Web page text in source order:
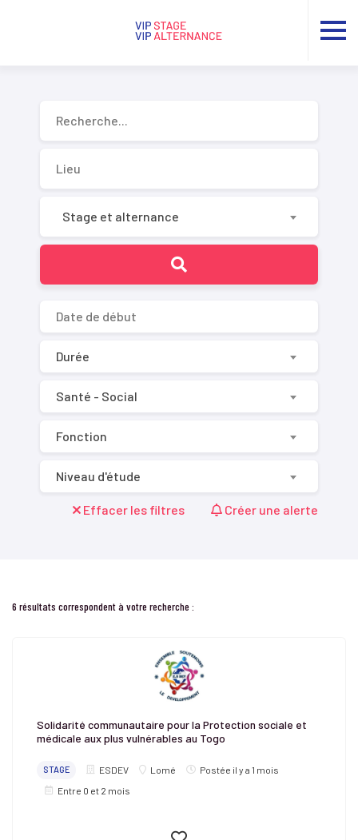
Stage et alternance
Durée
Santé - Social
Fonction
Niveau d'étude
Effacer les filtres Créer une alerte
6 résultats correspondent à votre recherche :
Solidarité communautaire pour la Protection sociale et
médicale aux plus vulnérables au Togo
STAGE ESDEV Lomé
Postée il y a 1 mois
Entre 0 et 2 mois